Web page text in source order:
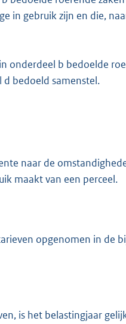
in gebruik zijn en die,
onderdeel b bedoelde
bedoeld samenstel.
naar de
maakt van een perceel.
opgenomen in de
is het belastingjaar